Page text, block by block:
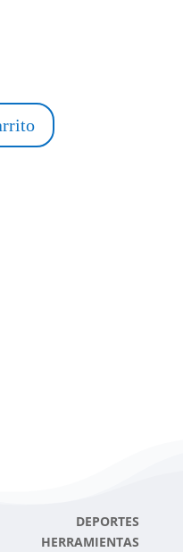
DEPORTES
HERRAMIENTAS